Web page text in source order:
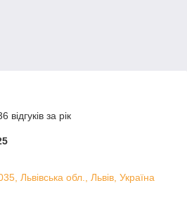
за рік
Львівська обл., Львів, Україна